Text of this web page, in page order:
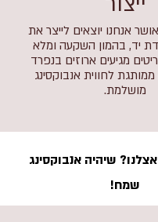
אנחנו יוצאים לייצר את
יד, בהמון השקעה ומלא
מגיעים ארוזים בנפרד
לחווית אנבוקסינג
מושלמת.
שיהיה אנבוקסינג
שמח!